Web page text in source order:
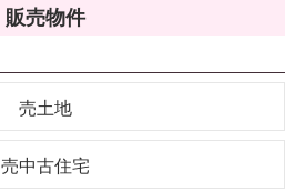
販売物件
売土地
売中古住宅